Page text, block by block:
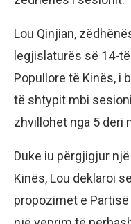
Lou Qinjian,
legjislaturës së 14-
Popullore të Kinës, i
të shtypit mbi
zhvillohet nga 5 deri
Duke iu përgjigjur
Kinës, Lou deklaroi
propozimet e